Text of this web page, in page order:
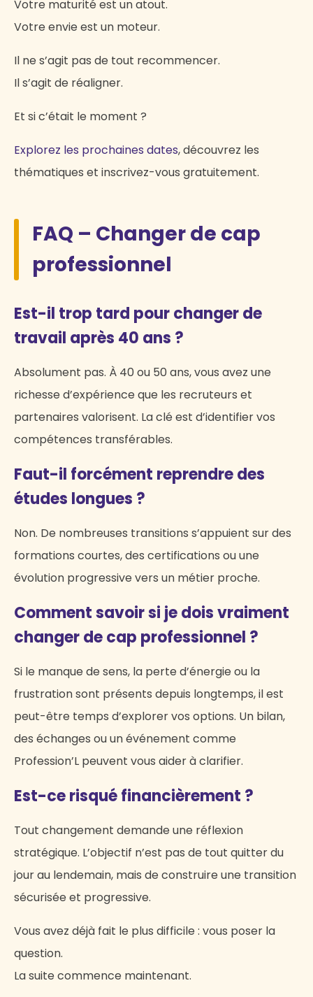
Votre maturité est un atout.
Votre envie est un moteur.
Il ne s’agit pas de tout recommencer.
Il s’agit de réaligner.
Et si c’était le moment ?
Explorez les prochaines dates, découvrez les
thématiques et inscrivez-vous gratuitement.
FAQ – Changer de cap
professionnel
Est-il trop tard pour changer de
travail après 40 ans ?
Absolument pas. À 40 ou 50 ans, vous avez une
richesse d’expérience que les recruteurs et
partenaires valorisent. La clé est d’identifier vos
compétences transférables.
Faut-il forcément reprendre des
études longues ?
Non. De nombreuses transitions s’appuient sur des
formations courtes, des certifications ou une
évolution progressive vers un métier proche.
Comment savoir si je dois vraiment
changer de cap professionnel ?
Si le manque de sens, la perte d’énergie ou la
frustration sont présents depuis longtemps, il est
peut-être temps d’explorer vos options. Un bilan,
des échanges ou un événement comme
Profession’L peuvent vous aider à clarifier.
Est-ce risqué financièrement ?
Tout changement demande une réflexion
stratégique. L’objectif n’est pas de tout quitter du
jour au lendemain, mais de construire une transition
sécurisée et progressive.
Vous avez déjà fait le plus difficile : vous poser la
question.
La suite commence maintenant.